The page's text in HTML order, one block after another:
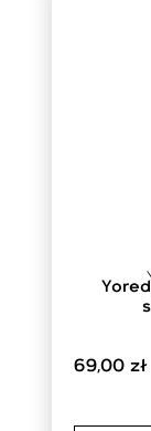
69,00 zł